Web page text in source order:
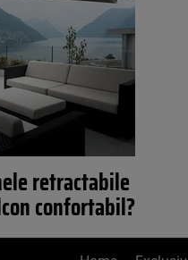
retractabile
confortabil?